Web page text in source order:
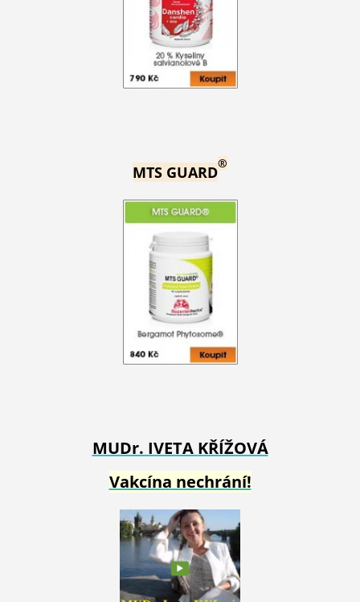
MTS GUARD®
MUDr. IVETA KŘÍŽOVÁ
Vakcína nechrání!